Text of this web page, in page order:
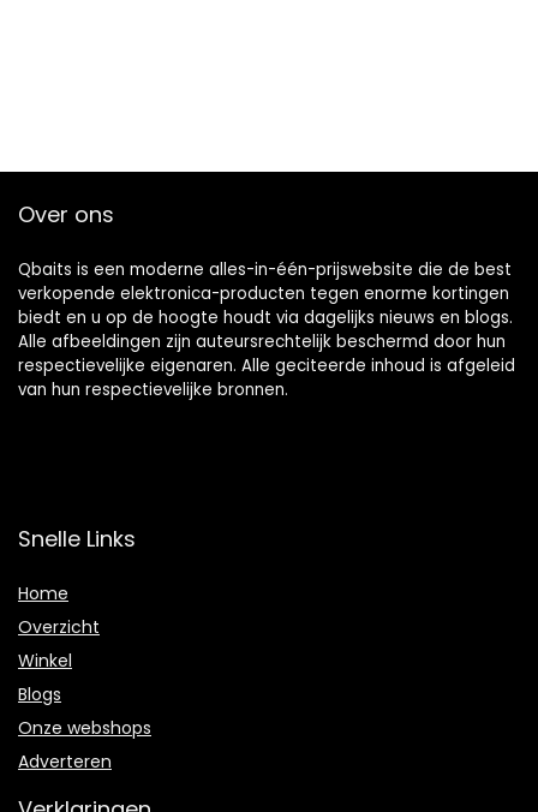
Over ons
Qbaits is een moderne alles-in-één-prijswebsite die de best
verkopende elektronica-producten tegen enorme kortingen
biedt en u op de hoogte houdt via dagelijks nieuws en blogs.
Alle afbeeldingen zijn auteursrechtelijk beschermd door hun
respectievelijke eigenaren. Alle geciteerde inhoud is afgeleid
van hun respectievelijke bronnen.
Snelle Links
Home
Overzicht
Winkel
Blogs
Onze webshops
Adverteren